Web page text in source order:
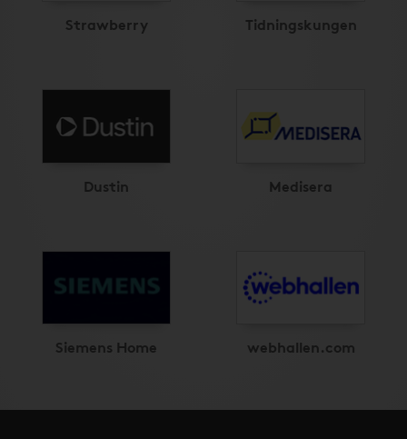
Strawberry Tidningskungen
Dustin Medisera
Siemens Home webhallen.com